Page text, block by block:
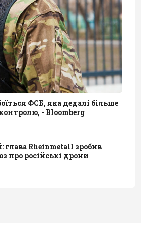
ФСБ, яка дедалі більше
- Bloomberg
глава Rheinmetall зробив
про російські дрони